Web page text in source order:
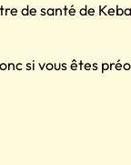
de santé de
si vous êtes